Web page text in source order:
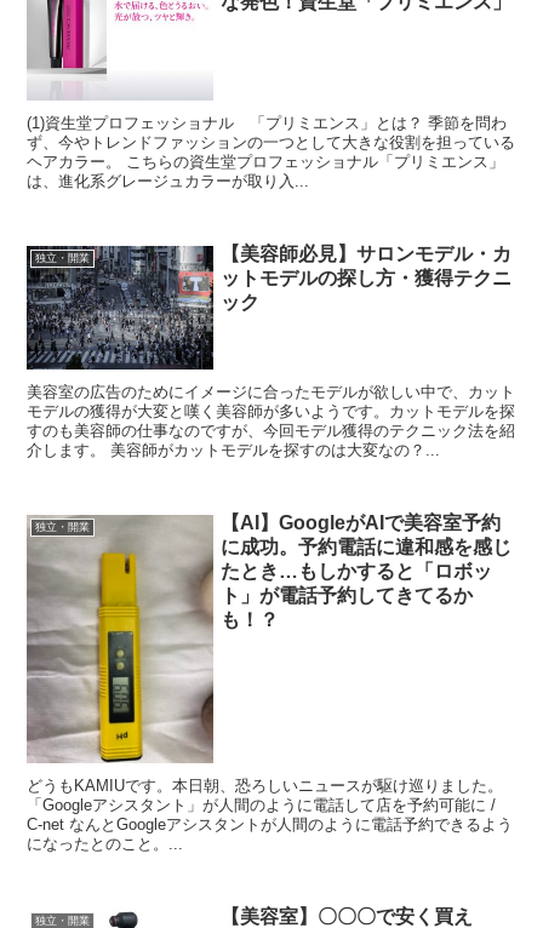
(1)資生堂プロフェッショナル 「プリミエンス」とは？ 季節を問わ
ず、今やトレンドファッションの一つとして大きな役割を担っている
ヘアカラー。 こちらの資生堂プロフェッショナル「プリミエンス」
は、進化系グレージュカラーが取り入...
独立・開業
【美容師必見】サロンモデル・カ
ットモデルの探し方・獲得テクニ
ック
美容室の広告のためにイメージに合ったモデルが欲しい中で、カット
モデルの獲得が大変と嘆く美容師が多いようです。カットモデルを探
すのも美容師の仕事なのですが、今回モデル獲得のテクニック法を紹
介します。 美容師がカットモデルを探すのは大変なの？...
独立・開業
【AI】GoogleがAIで美容室予約
に成功。予約電話に違和感を感じ
たとき…もしかすると「ロボッ
ト」が電話予約してきてるか
も！？
どうもKAMIUです。本日朝、恐ろしいニュースが駆け巡りました。
「Googleアシスタント」が人間のように電話して店を予約可能に /
C-net なんとGoogleアシスタントが人間のように電話予約できるよう
になったとのこと。...
独立・開業
【美容室】〇〇〇で安く買え